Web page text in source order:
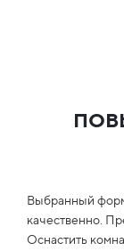
Выбранный
качественно.
Оснастить